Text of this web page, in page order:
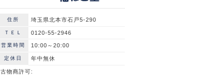
住所 埼玉県北本市石戸5-290
ＴＥＬ 0120-55-2946
営業時間 10:00～20:00
定休日 年中無休
古物商許可: